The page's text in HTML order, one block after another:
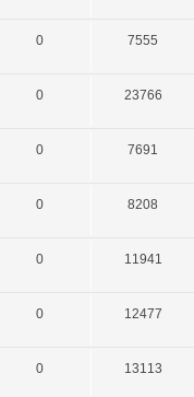
0 7555
0 23766
0 7691
0 8208
0 11941
0 12477
0 13113